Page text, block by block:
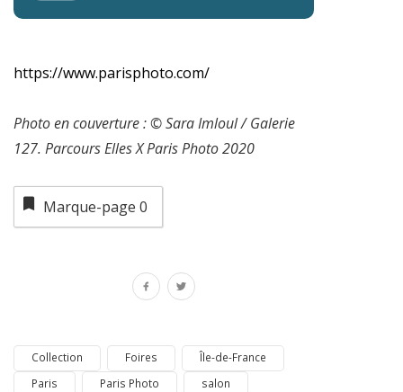
https://www.parisphoto.com/
Photo en couverture : © Sara Imloul / Galerie
127. Parcours Elles X Paris Photo 2020
Marque-page 0
Collection Foires
Île-de-France
Paris
Paris Photo salon